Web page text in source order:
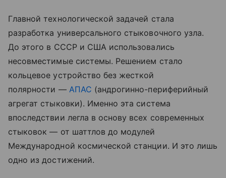
Главной технологической задачей стала
разработка универсального стыковочного узла.
До этого в СССР и США использовались
несовместимые системы. Решением стало
кольцевое устройство без жесткой
полярности — АПАС (андрогинно-периферийный
агрегат стыковки). Именно эта система
впоследствии легла в основу всех современных
стыковок — от шаттлов до модулей
Международной космической станции. И это лишь
одно из достижений.